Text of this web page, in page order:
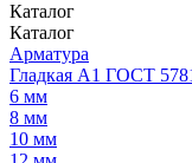
Каталог
Каталог
Арматура
Гладкая А1 ГОСТ
6 мм
8 мм
10 мм